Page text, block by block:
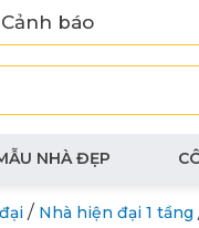
Cảnh báo
NHÀ ĐẸP
/ Nhà hiện đại 1 tầng